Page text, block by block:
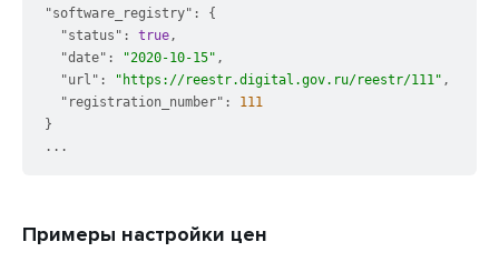
"software_registry" :
{
"status" : true,
"date" : "2020-10-15" ,
"url" : "https://reestr.digital.gov.ru/reestr/111" ,
"registration_number" :
111
}
Примеры настройки цен